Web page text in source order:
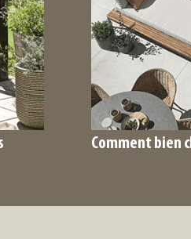
Comment bien